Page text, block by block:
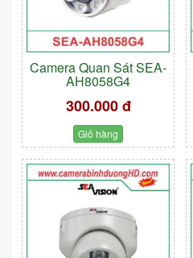
Camera Quan Sát SEA-
AH8058G4
300.000 đ
Giỏ hàng